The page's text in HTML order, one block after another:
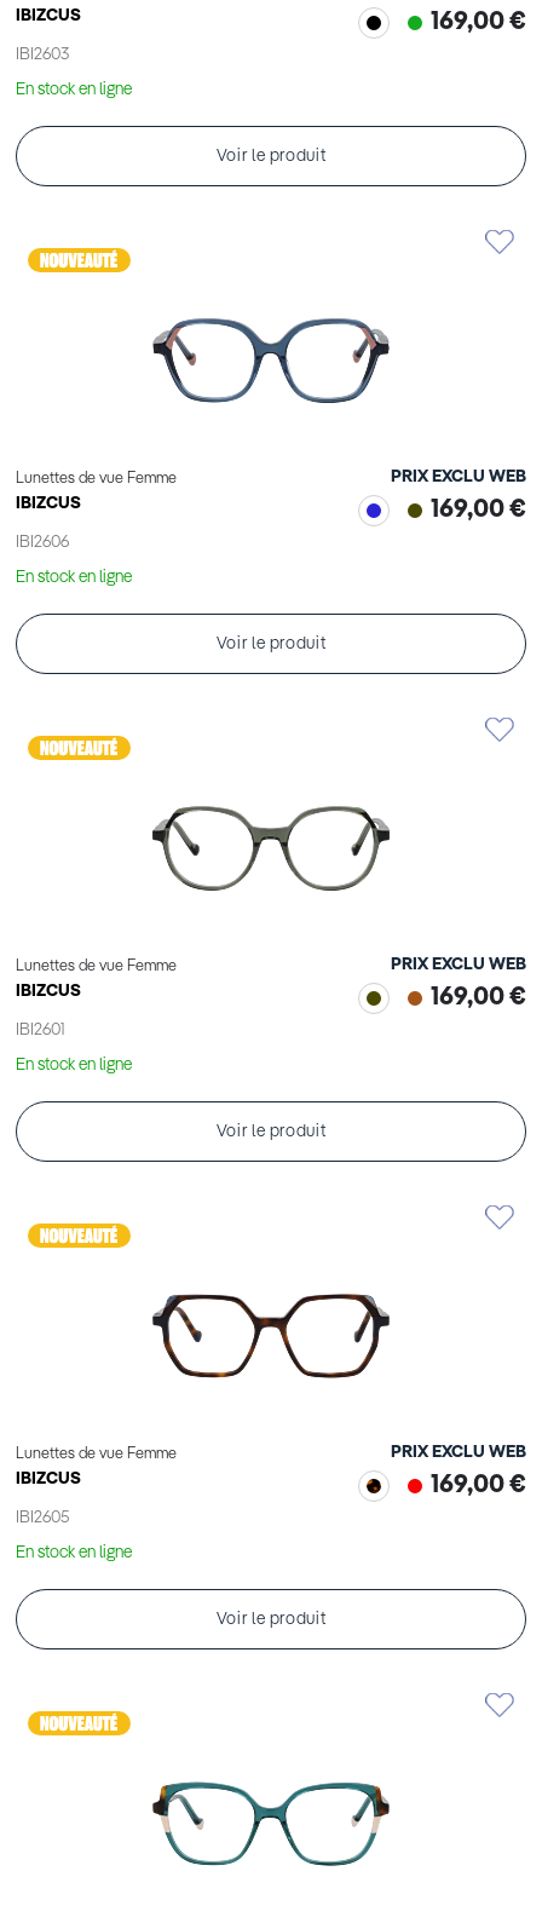
IBIZCUS
IBI2603
169,00 €
En stock en ligne
Voir le produit
Lunettes de vue Femme
IBIZCUS
IBI2606
PRIX EXCLU WEB
169,00 €
En stock en ligne
Voir le produit
Lunettes de vue Femme
IBIZCUS
IBI2601
PRIX EXCLU WEB
169,00 €
En stock en ligne
Voir le produit
Lunettes de vue Femme
IBIZCUS
IBI2605
PRIX EXCLU WEB
169,00 €
En stock en ligne
Voir le produit